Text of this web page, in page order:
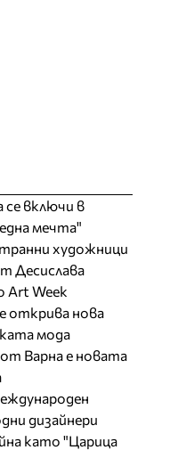
се включи в
мечта"
художници
Десислава
Art Week
открива нова
мода
Варна е новата
дизайнери
като "Царица